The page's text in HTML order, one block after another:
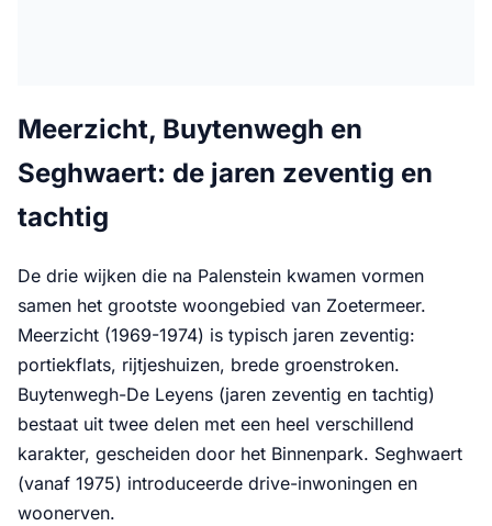
Meerzicht, Buytenwegh en
Seghwaert: de jaren zeventig en
tachtig
De drie wijken die na Palenstein kwamen vormen
samen het grootste woongebied van Zoetermeer.
Meerzicht (1969-1974) is typisch jaren zeventig:
portiekflats, rijtjeshuizen, brede groenstroken.
Buytenwegh-De Leyens (jaren zeventig en tachtig)
bestaat uit twee delen met een heel verschillend
karakter, gescheiden door het Binnenpark. Seghwaert
(vanaf 1975) introduceerde drive-inwoningen en
woonerven.